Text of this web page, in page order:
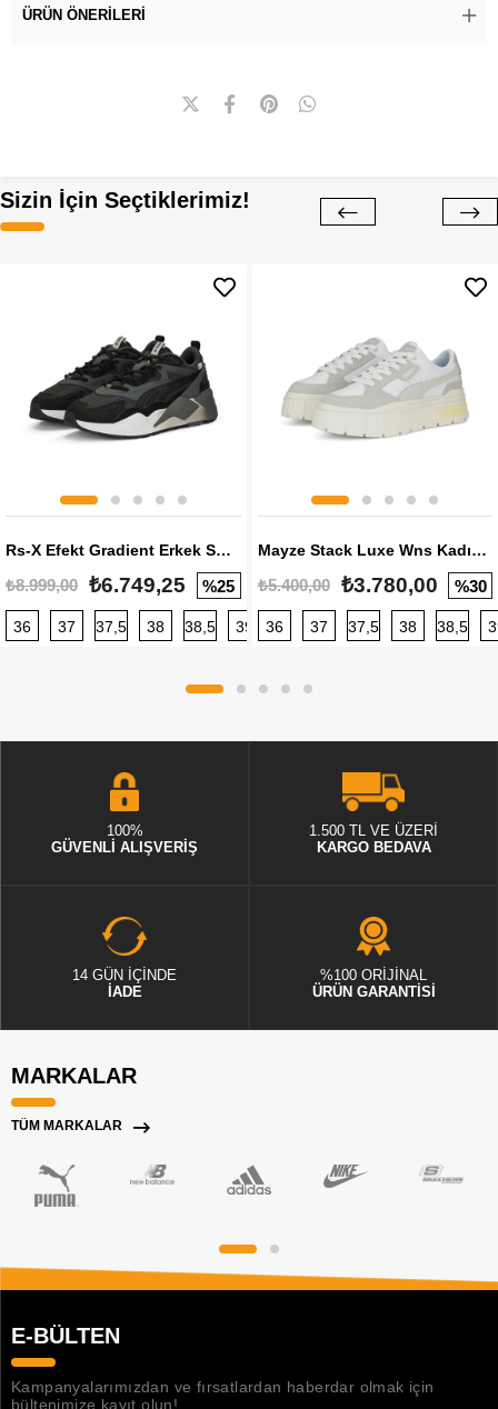
ÜRÜN ÖNERILERI
Sizin İçin Seçtiklerimiz!
Rs-X Efekt Gradient Erkek Sneaker
₺8.999,00 ₺6.749,25 %25
36 37 37,5 38 38,5 39 40 40,5 41 42 42,5
Mayze Stack Luxe Wns Kadın Sneaker
₺5.400,00 ₺3.780,00 %30
36 37 37,5 38 38,5
100%
GÜVENLİ ALIŞVERİŞ
1.500 TL VE ÜZERİ
KARGO BEDAVA
14 GÜN İÇİNDE
İADE
%100 ORİJİNAL
ÜRÜN GARANTİSİ
MARKALAR
TÜM MARKALAR
E-BÜLTEN
Kampanyalarımızdan ve fırsatlardan haberdar olmak için
bültenimize kayıt olun!